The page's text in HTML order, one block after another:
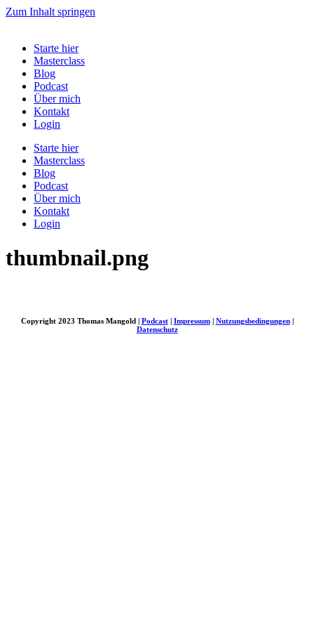
Zum Inhalt springen
Starte hier
Masterclass
Blog
Podcast
Über mich
Kontakt
Login
Starte hier
Masterclass
Blog
Podcast
Über mich
Kontakt
Login
thumbnail.png
Copyright 2023 Thomas Mangold | Podcast| Impressum| Nutzungsbedingungen|
Datenschutz